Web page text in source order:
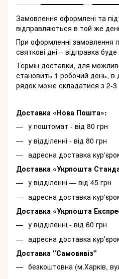
Замовлення оформлені та
відправляються в той же
При оформленні замовлення
святкові дні – відправка
Термін доставки, для
становить 1 робочий день, в
рядок може складатися з 2-3
Доставка «Нова Пошта»:
у поштомат - від 80 грн
у відділенні - від 80 грн
адресна доставка
Доставка «Укрпошта
у відділенні — від 45 грн
адресна доставка
Доставка «Укрпошта
у відділенні - від 60 грн
адресна доставка
Доставка "Самовивіз"
безкоштовна (м.Харків,